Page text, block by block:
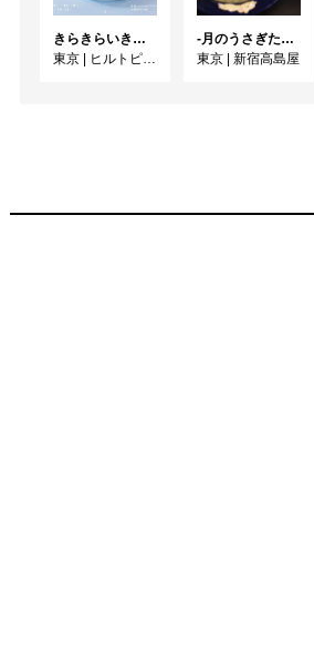
きらきらいきもの展 2026 ~のんびりぷかぷかなつやすみのまき~
東京
ヒルトピアアートスクエア
-月のうさぎたち- 山野うさぎ 作陶展
東京
新宿高島屋